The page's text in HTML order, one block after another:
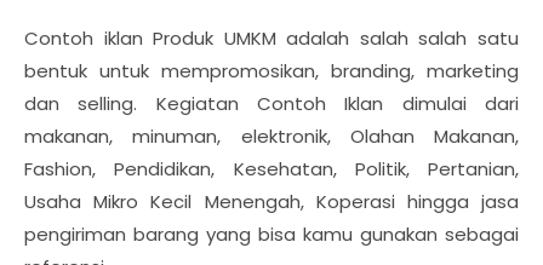
Contoh iklan Produk UMKM adalah salah salah satu
bentuk untuk mempromosikan, branding, marketing
dan selling. Kegiatan Contoh Iklan dimulai dari
makanan, minuman, elektronik, Olahan Makanan,
Fashion, Pendidikan, Kesehatan, Politik, Pertanian,
Usaha Mikro Kecil Menengah, Koperasi hingga jasa
pengiriman barang yang bisa kamu gunakan sebagai